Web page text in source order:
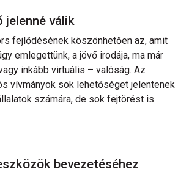
jelenné válik
fejlődésének köszönhetően az, amit
emlegettünk, a jövő irodája, ma már
inkább virtuális – valóság. Az
vívmányok sok lehetőséget jelentenek
számára, de sok fejtörést is
bevezetéséhez